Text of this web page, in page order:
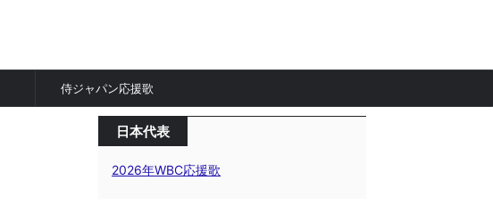
侍ジャパン応援歌
日本代表
2026年WBC応援歌